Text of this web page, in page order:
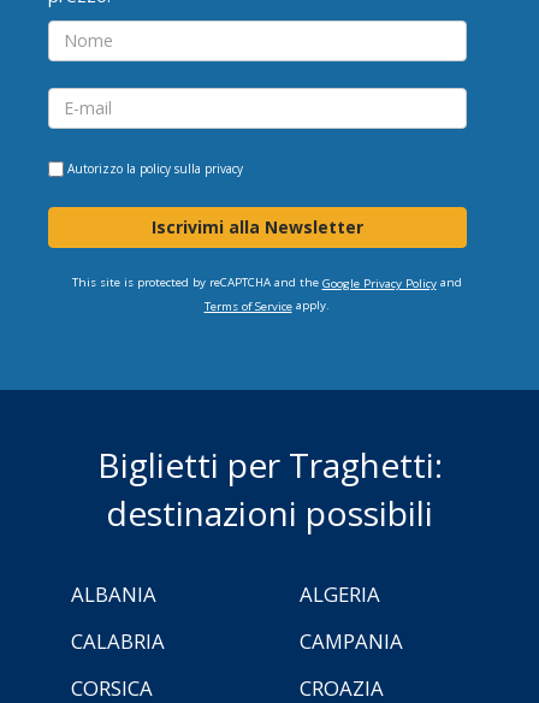
Autorizzo la policy sulla privacy
Iscrivimi alla Newsletter
This site is protected by reCAPTCHA and the Google Privacy Policyand
Terms of Serviceapply.
Biglietti per Traghetti:
destinazioni possibili
ALBANIA
ALGERIA
CALABRIA
CAMPANIA
CORSICA
CROAZIA